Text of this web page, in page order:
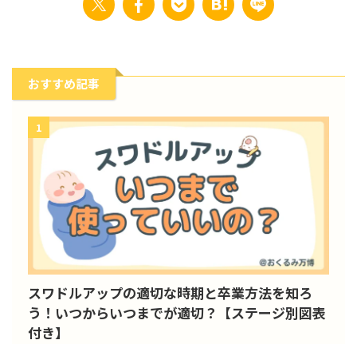
おすすめ記事
1
スワドルアップの適切な時期と卒業方法を知ろ
う！いつからいつまでが適切？【ステージ別図表
付き】